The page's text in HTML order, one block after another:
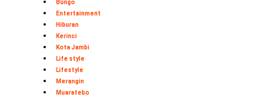
Bungo
Entertainment
Hiburan
Kerinci
Kota Jambi
Life style
Lifestyle
Merangin
Muaratebo